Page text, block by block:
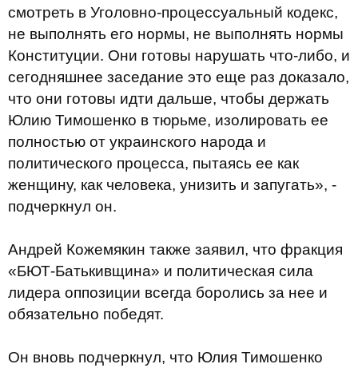
смотреть в Уголовно-процессуальный кодекс,
не выполнять его нормы, не выполнять нормы
Конституции. Они готовы нарушать что-либо, и
сегодняшнее заседание это еще раз доказало,
что они готовы идти дальше, чтобы держать
Юлию Тимошенко в тюрьме, изолировать ее
полностью от украинского народа и
политического процесса, пытаясь ее как
женщину, как человека, унизить и запугать», -
подчеркнул он.
Андрей Кожемякин также заявил, что фракция
«БЮТ-Батькивщина» и политическая сила
лидера оппозиции всегда боролись за нее и
обязательно победят.
Он вновь подчеркнул, что Юлия Тимошенко